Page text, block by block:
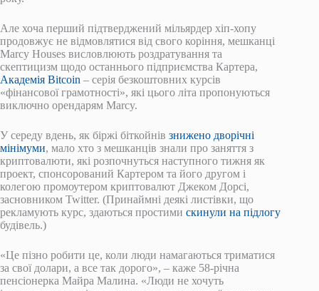
Але хоча перший підтверджений мільярдер хіп-хопу
продовжує не відмовлятися від свого коріння, мешканці
Marcy Houses висловлюють роздратування та
скептицизм щодо останнього підприємства Картера,
Академія Bitcoin – серія безкоштовних курсів
«фінансової грамотності», які цього літа пропонуються
виключно орендарям Marcy.
У середу вдень, як біржі біткойнів знижено дворічні
мінімуми, мало хто з мешканців знали про заняття з
криптовалюти, які розпочнуться наступного тижня як
проект, спонсорований Картером та його другом і
колегою промоутером криптовалют Джеком Дорсі,
засновником Twitter. (Принаймні деякі листівки, що
рекламують курс, здаються простими скинули на підлогу
будівель.)
«Це пізно робити це, коли люди намагаються триматися
за свої долари, а все так дорого», – каже 58-річна
пенсіонерка Майра Малина. «Люди не хочуть